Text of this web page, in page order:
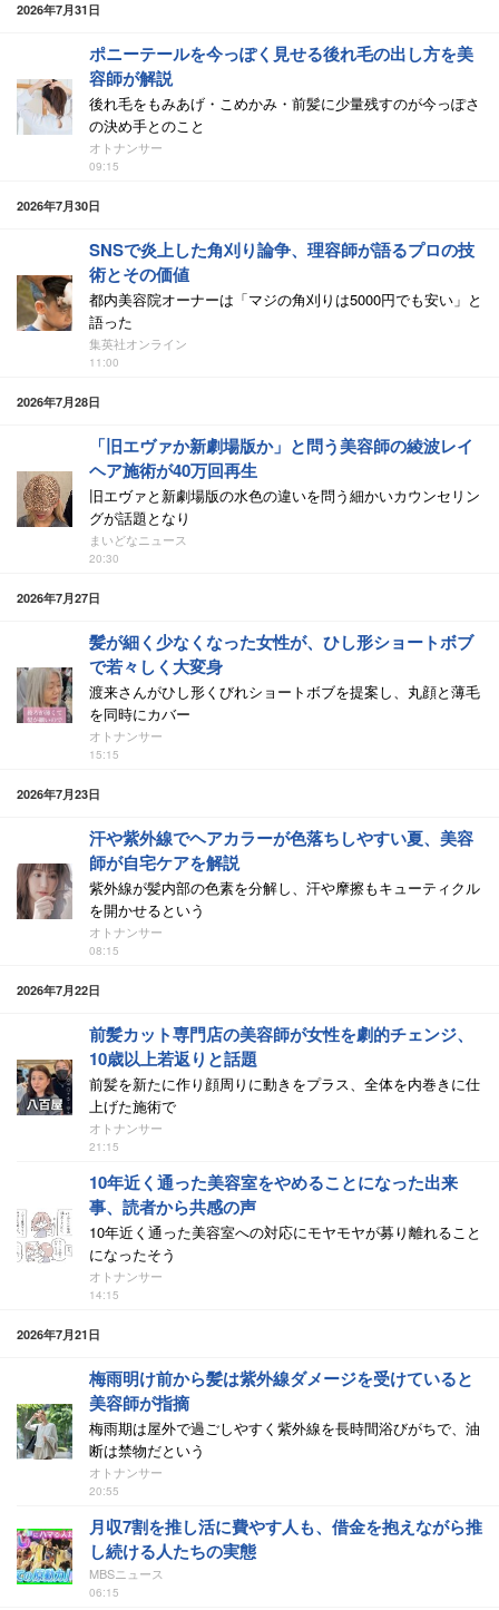
2026年7月31日
ポニーテールを今っぽく見せる後れ毛の出し方を美
容師が解説
後れ毛をもみあげ・こめかみ・前髪に少量残すのが今っぽさ
の決め手とのこと
オトナンサー
09:15
2026年7月30日
SNSで炎上した角刈り論争、理容師が語るプロの技
術とその価値
都内美容院オーナーは「マジの角刈りは5000円でも安い」と
語った
集英社オンライン
11:00
2026年7月28日
「旧エヴァか新劇場版か」と問う美容師の綾波レイ
ヘア施術が40万回再生
旧エヴァと新劇場版の水色の違いを問う細かいカウンセリン
グが話題となり
まいどなニュース
20:30
2026年7月27日
髪が細く少なくなった女性が、ひし形ショートボブ
で若々しく大変身
渡来さんがひし形くびれショートボブを提案し、丸顔と薄毛
を同時にカバー
オトナンサー
15:15
2026年7月23日
汗や紫外線でヘアカラーが色落ちしやすい夏、美容
師が自宅ケアを解説
紫外線が髪内部の色素を分解し、汗や摩擦もキューティクル
を開かせるという
オトナンサー
08:15
2026年7月22日
前髪カット専門店の美容師が女性を劇的チェンジ、
10歳以上若返りと話題
前髪を新たに作り顔周りに動きをプラス、全体を内巻きに仕
上げた施術で
オトナンサー
21:15
10年近く通った美容室をやめることになった出来
事、読者から共感の声
10年近く通った美容室への対応にモヤモヤが募り離れること
になったそう
オトナンサー
14:15
2026年7月21日
梅雨明け前から髪は紫外線ダメージを受けていると
美容師が指摘
梅雨期は屋外で過ごしやすく紫外線を長時間浴びがちで、油
断は禁物だという
オトナンサー
20:55
月収7割を推し活に費やす人も、借金を抱えながら推
し続ける人たちの実態
MBSニュース
06:15